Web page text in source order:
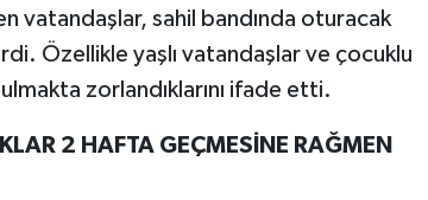
vatandaşlar, sahil bandında oturacak
Özellikle yaşlı vatandaşlar ve çocuklu
zorlandıklarını ifade etti.
2 HAFTA GEÇMESİNE RAĞMEN